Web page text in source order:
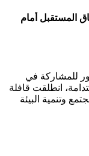
المستقبل أمام
للمشاركة في
انطلقت قافلة
وتنمية البيئة